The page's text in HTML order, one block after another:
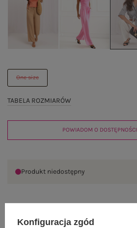
One size
TABELA ROZMIARÓW
POWIADOM O DOSTĘPNOŚCI
Produkt niedostępny
Konfiguracja zgód